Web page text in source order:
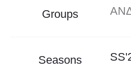
Groups
Seasons